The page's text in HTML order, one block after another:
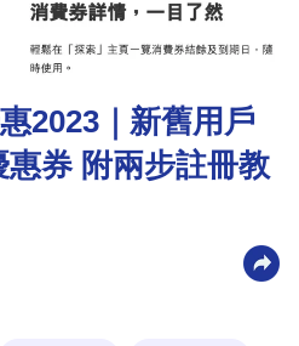
2023｜新舊用戶
券 附兩步註冊教